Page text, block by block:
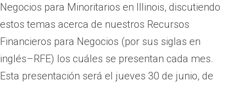
Negocios para Minoritarios en Illinois, discutiendo
estos temas acerca de nuestros Recursos
Financieros para Negocios (por sus siglas en
inglés–RFE) los cuáles se presentan cada mes.
Esta presentación será el jueves 30 de junio, de